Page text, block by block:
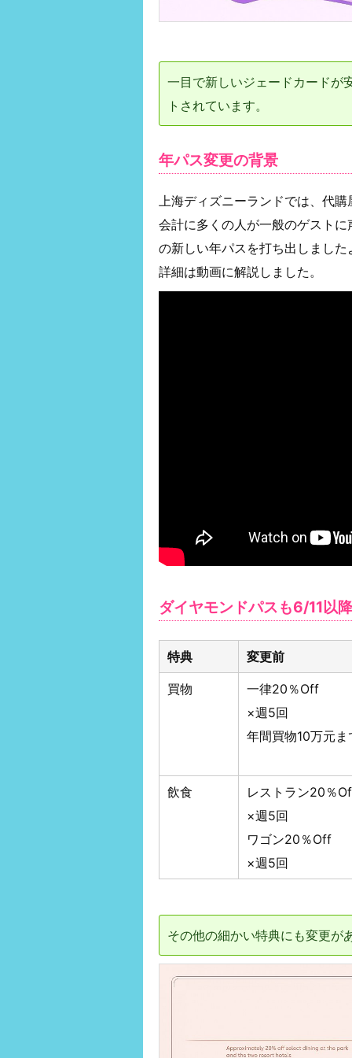
一目で新しいジェードカードが
トされています。
年パス変更の背景
上海ディズニーランドでは、代
会計に多くの人が一般のゲスト
の新しい年パスを打ち出しました
詳細は動画に解説しました。
ダイヤモンドパスも6/11以
特典 変更前
買物
一律20％Off
×週5回
年間買物10万元ま
飲食
レストラン20％
×週5回
ワゴン20％Off
×週5回
その他の細かい特典にも変更が